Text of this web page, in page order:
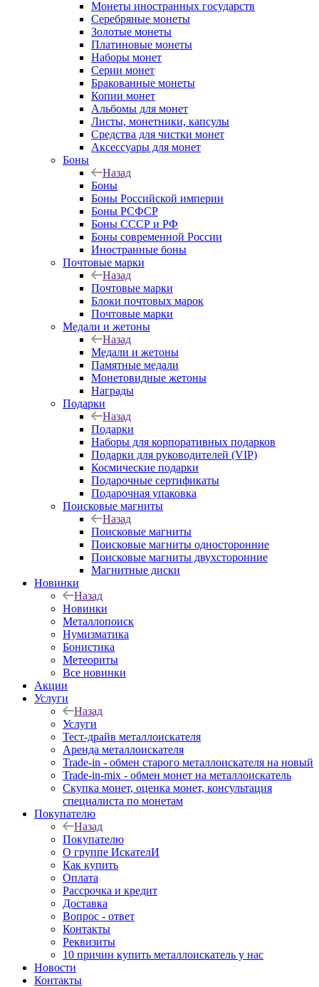
Монеты иностранных государств
Серебряные монеты
Золотые монеты
Платиновые монеты
Наборы монет
Серии монет
Бракованные монеты
Копии монет
Альбомы для монет
Листы, монетники, капсулы
Средства для чистки монет
Аксессуары для монет
Боны
Назад
Боны
Боны Российской империи
Боны РСФСР
Боны СССР и РФ
Боны современной России
Иностранные боны
Почтовые марки
Назад
Почтовые марки
Блоки почтовых марок
Почтовые марки
Медали и жетоны
Назад
Медали и жетоны
Памятные медали
Монетовидные жетоны
Награды
Подарки
Назад
Подарки
Наборы для корпоративных подарков
Подарки для руководителей (VIP)
Космические подарки
Подарочные сертификаты
Подарочная упаковка
Поисковые магниты
Назад
Поисковые магниты
Поисковые магниты односторонние
Поисковые магниты двухсторонние
Магнитные диски
Новинки
Назад
Новинки
Металлопоиск
Нумизматика
Бонистика
Метеориты
Все новинки
Акции
Услуги
Назад
Услуги
Тест-драйв металлоискателя
Аренда металлоискателя
Trade-in - обмен старого металлоискателя на новый
Trade-in-mix - обмен монет на металлоискатель
Скупка монет, оценка монет, консультация
специалиста по монетам
Покупателю
Назад
Покупателю
О группе ИскателИ
Как купить
Оплата
Рассрочка и кредит
Доставка
Вопрос - ответ
Контакты
Реквизиты
10 причин купить металлоискатель у нас
Новости
Контакты